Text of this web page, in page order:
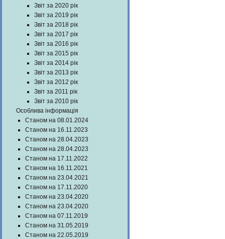
Звіт за 2020 рік
Звіт за 2019 рік
Звіт за 2018 рік
Звіт за 2017 рік
Звіт за 2016 рік
Звіт за 2015 рік
Звіт за 2014 рік
Звіт за 2013 рік
Звіт за 2012 рік
Звіт за 2011 рік
Звіт за 2010 рік
Особлива інформація
Станом на 08.01.2024
Станом на 16.11.2023
Станом на 28.04.2023
Станом на 28.04.2023
Станом на 17.11.2022
Станом на 16.11.2021
Станом на 23.04.2021
Станом на 17.11.2020
Станом на 23.04.2020
Станом на 23.04.2020
Станом на 07.11.2019
Станом на 31.05.2019
Станом на 22.05.2019